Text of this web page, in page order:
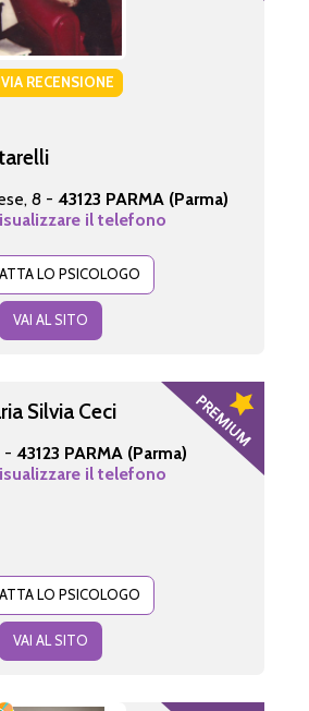
RECENSIONE
8 - 43123 PARMA (Parma)
il telefono
LO PSICOLOGO
VAI AL SITO
Silvia Ceci
- 43123 PARMA (Parma)
il telefono
LO PSICOLOGO
VAI AL SITO